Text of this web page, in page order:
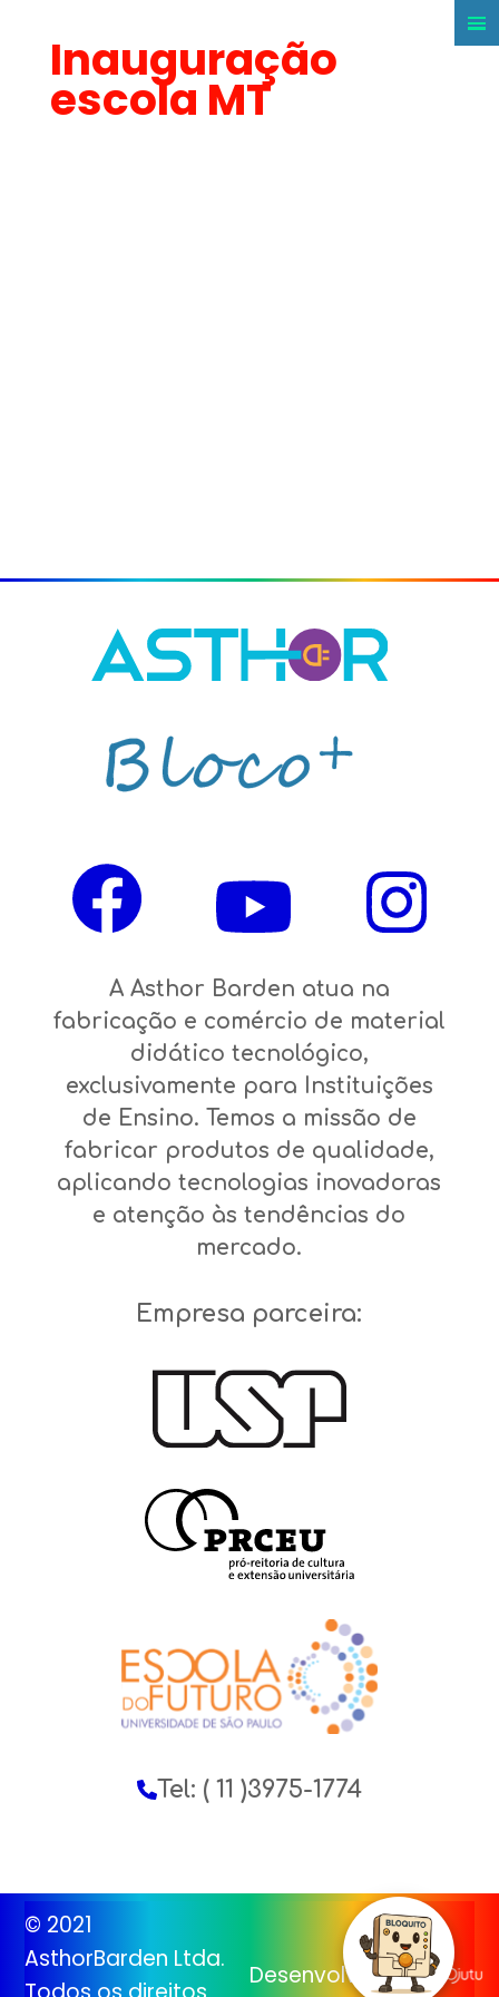
Inauguração
escola MT
Leia
mais
A Asthor Barden atua na
fabricação e comércio de material
didático tecnológico,
exclusivamente para Instituições
de Ensino. Temos a missão de
fabricar produtos de qualidade,
aplicando tecnologias inovadoras
e atenção às tendências do
mercado.
Empresa parceira:
Tel: ( 11 )3975-1774
© 2021
AsthorBarden Ltda.
Desenvolvido por: